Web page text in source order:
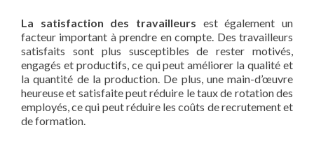
La satisfaction des travailleurs est également un
facteur important à prendre en compte. Des travailleurs
satisfaits sont plus susceptibles de rester motivés,
engagés et productifs, ce qui peut améliorer la qualité et
la quantité de la production. De plus, une main-d’œuvre
heureuse et satisfaite peut réduire le taux de rotation des
employés, ce qui peut réduire les coûts de recrutement et
de formation.